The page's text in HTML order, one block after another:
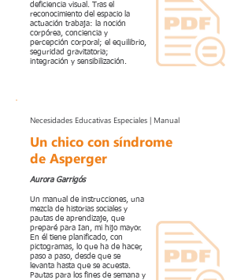
deficiencia visual. Tras el
reconocimiento del espacio la
actuación trabaja: la noción
corpórea, conciencia y
percepción corporal; el equilibrio,
seguridad gravitatoria;
integración y sensibilización.
Necesidades Educativas Especiales | Manual
Un chico con síndrome
de Asperger
Aurora Garrigós
Un manual de instrucciones, una
mezcla de historias sociales y
pautas de aprendizaje, que
preparé para Ian, mi hijo mayor.
En él tiene planificado, con
pictogramas, lo que ha de hacer,
paso a paso, desde que se
levanta hasta que se acuesta.
Pautas para los fines de semana y